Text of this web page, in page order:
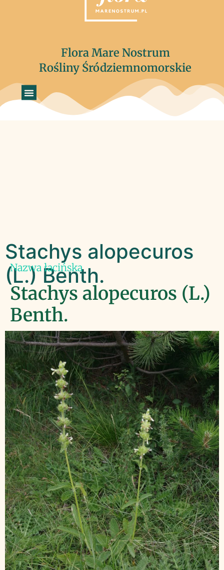
Flora Mare Nostrum
Rośliny Śródziemnomorskie
Stachys alopecuros
(L.) Benth.
Nazwa łacińska
Stachys alopecuros (L.)
Benth.